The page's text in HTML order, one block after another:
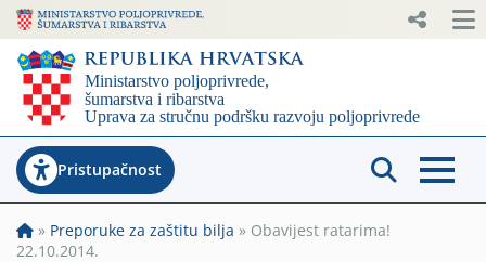
Pristupačnost
» Preporuke za zaštitu bilja » Obavijest ratarima!
22.10.2014.